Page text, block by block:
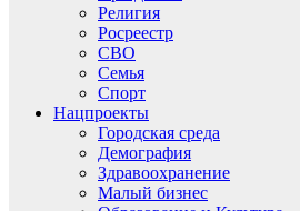
Религия
Росреестр
СВО
Семья
Спорт
Нацпроекты
Городская среда
Демография
Здравоохранение
Малый бизнес